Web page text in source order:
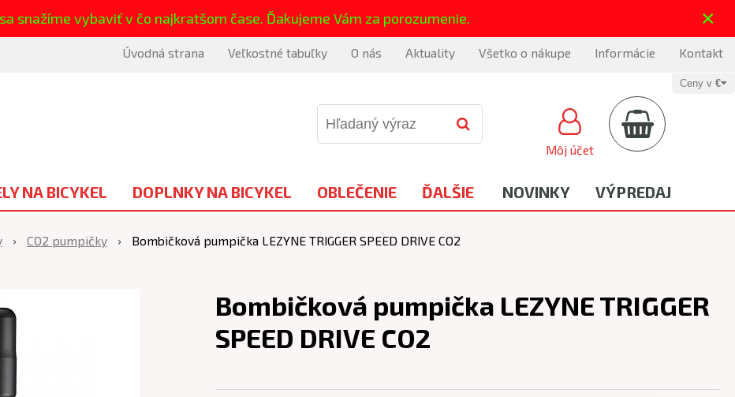
snažíme vybaviť v čo najkratšom čase. Ďakujeme Vám za porozumenie. ×
Úvodná strana Veľkostné tabuľky O nás Aktuality Všetko o nákupe Informácie Kontakt
Môj účet
Ceny v €
NA BICYKEL DOPLNKY NA BICYKEL OBLEČENIE ĎALŠIE NOVINKY VÝPREDAJ
CO2 pumpičky Bombičková pumpička LEZYNE TRIGGER SPEED DRIVE CO2
Bombičková pumpička LEZYNE TRIGGER
SPEED DRIVE CO2